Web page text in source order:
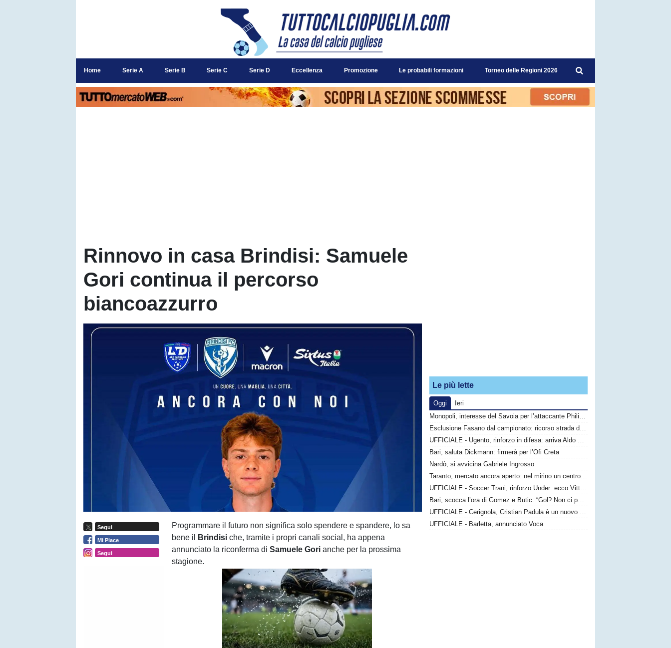
Home Serie A Serie B Serie C Serie D Eccellenza Promozione Le probabili formazioni Torneo delle Regioni 2026
Rinnovo in casa Brindisi: Samuele
Gori continua il percorso
biancoazzurro
Segui
Mi Piace
Segui
Programmare il futuro non significa solo spendere e spandere, lo sa
bene il
Brindisiche, tramite i propri canali social, ha appena
annunciato la riconferma diSamuele Gori anche per la prossima
stagione.
Unmute
Loaded:
Le più lette
Oggi
Ieri
Monopoli, interesse del Savoia per l’attaccante Philip Yeboah
Esclusione Fasano dal campionato: ricorso strada difficile, calciatori in fuga
UFFICIALE - Ugento, rinforzo in difesa: arriva Aldo Graziano
Bari, saluta Dickmann: firmerà per l’Ofi Creta
Nardò, si avvicina Gabriele Ingrosso
Taranto, mercato ancora aperto: nel mirino un centrocampista top
UFFICIALE - Soccer Trani, rinforzo Under: ecco Vittorio Sansaro
Bari, scocca l’ora di Gomez e Butic: “Gol? Non ci poniamo limiti”
UFFICIALE - Cerignola, Cristian Padula è un nuovo attaccante gialloblù
UFFICIALE - Barletta, annunciato Voca